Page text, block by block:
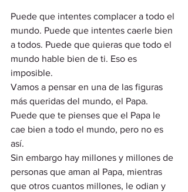
Puede que intentes complacer a todo el
mundo. Puede que intentes caerle bien
a todos. Puede que quieras que todo el
mundo hable bien de ti. Eso es
imposible.
Vamos a pensar en una de las figuras
más queridas del mundo, el Papa.
Puede que te pienses que el Papa le
cae bien a todo el mundo, pero no es
así.
Sin embargo hay millones y millones de
personas que aman al Papa, mientras
que otros cuantos millones, le odian y